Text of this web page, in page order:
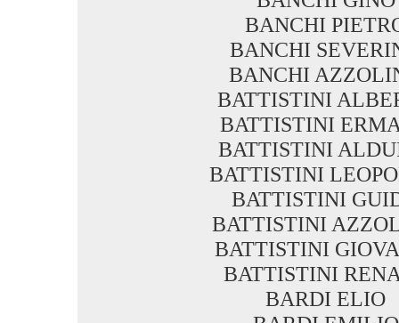
BANCHI
BANCHI
BANCHI
BATTISTINI
BATTISTINI
BATTISTINI
BATTISTINI
BATTISTINI
BATTISTINI
BATTISTINI
BATTISTINI
BARDI ELIO